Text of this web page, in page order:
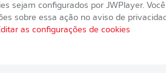
sejam configurados por JWPlayer. Você
sobre essa ação no aviso de
as configurações de cookies